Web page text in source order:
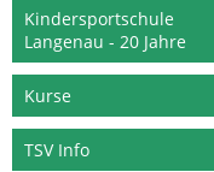
Kindersportschule
Langenau - 20 Jahre
Kurse
TSV Info